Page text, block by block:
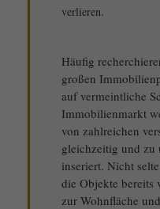
verlieren.
Häufig
großen
auf vermeintliche
Immobilienmarkt
von zahlreichen
gleichzeitig und zu
inseriert. Nicht
die Objekte bereits
zur Wohnfläche